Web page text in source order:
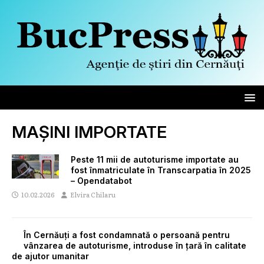
MAȘINI IMPORTATE
Peste 11 mii de autoturisme importate au
fost înmatriculate în Transcarpatia în 2025
– Opendatabot
10.02.2026 Elvira Chilaru
În Cernăuți a fost condamnată o persoană pentru
vânzarea de autoturisme, introduse în țară în calitate
de ajutor umanitar